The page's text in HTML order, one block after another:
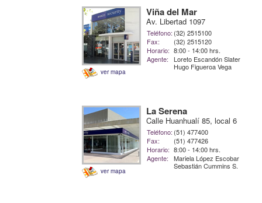
ver mapa
Viña del Mar
Av. Libertad 1097
Teléfono: (32) 2515100
Fax:
(32) 2515120
Horario: 8:00 - 14:00 hrs.
Agente:
Loreto Escandón Slater
Hugo Figueroa Vega
ver mapa
La Serena
Calle Huanhualí 85, local 6
Teléfono: (51) 477400
Fax:
(51) 477426
Horario: 8:00 - 14:00 hrs.
Agente:
Mariela López Escobar
Sebastián Cummins S.